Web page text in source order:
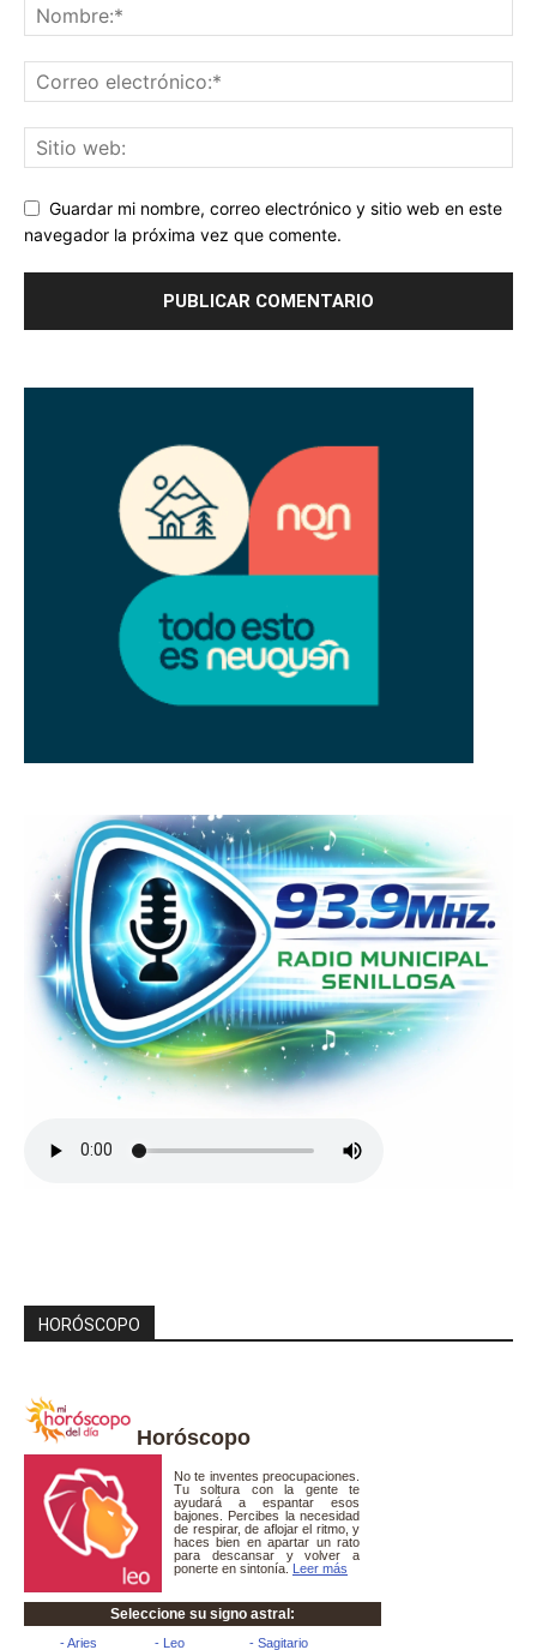
Guardar mi nombre, correo electrónico y sitio web en este
navegador la próxima vez que comente.
HORÓSCOPO
Horóscopo